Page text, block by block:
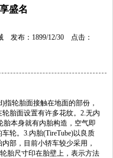
盛名
发布：1899/12/30 点击：
指轮胎面接触在地面的部份，
轮胎面设置有许多花纹。2.无内
胎本身就有内胎构造，空气即
轮。3.内胎(TireTube)以良质
部，目前小轿车较少采用，
胎尺寸印在胎壁上，表示方法